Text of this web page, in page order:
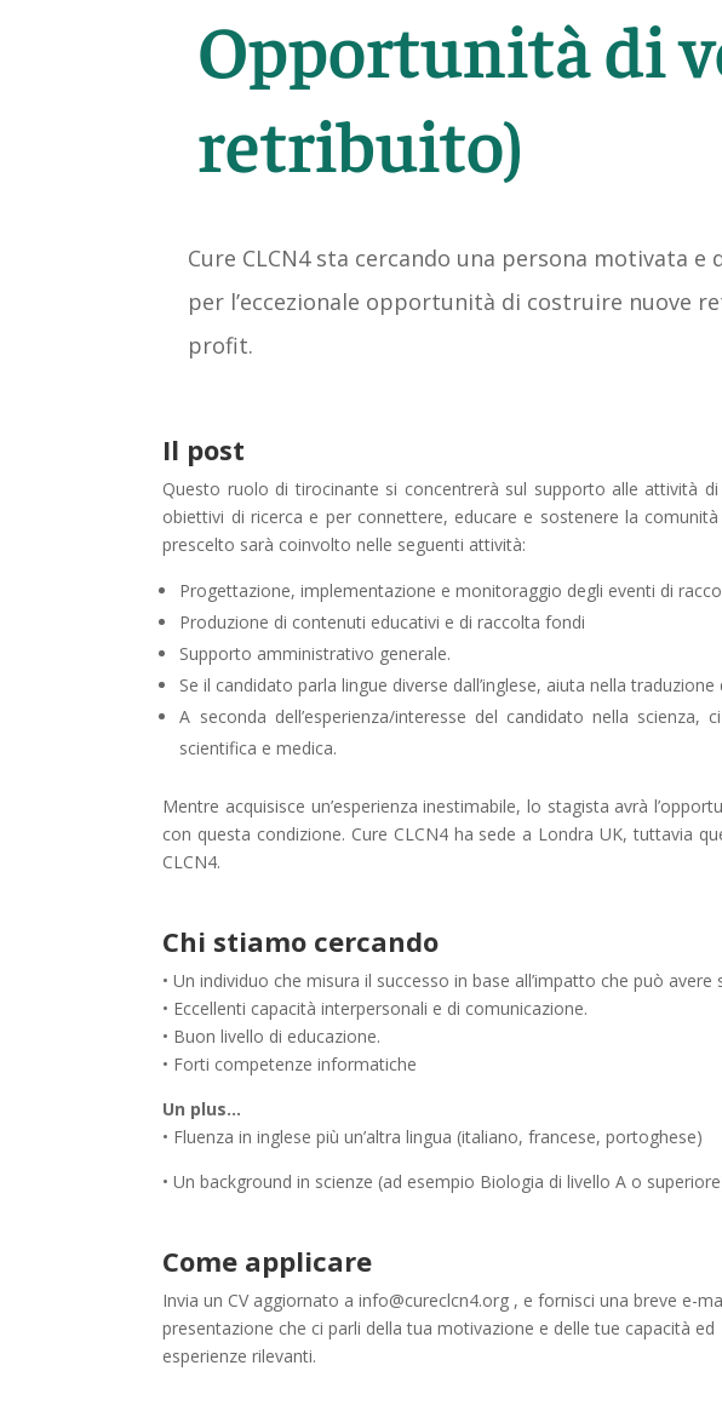
Opportunità di
retribuito)
Cure CLCN4 sta cercando una persona motivata
per l’eccezionale opportunità di costruire nuove
profit.
Il post
Questo ruolo di tirocinante si concentrerà sul supporto alle attività
obiettivi di ricerca e per connettere, educare e sostenere la
prescelto sarà coinvolto nelle seguenti attività:
Progettazione, implementazione e monitoraggio degli eventi di
Produzione di contenuti educativi e di raccolta fondi
Supporto amministrativo generale.
Se il candidato parla lingue diverse dall’inglese, aiuta nella
A seconda dell’esperienza/interesse del candidato nella
scientifica e medica.
Mentre acquisisce un’esperienza inestimabile, lo stagista avrà
con questa condizione. Cure CLCN4 ha sede a Londra UK, tuttavia
CLCN4.
Chi stiamo cercando
• Un individuo che misura il successo in base all’impatto che può avere
• Eccellenti capacità interpersonali e di comunicazione.
• Buon livello di educazione.
• Forti competenze informatiche
Un plus…
• Fluenza in inglese più un’altra lingua (italiano, francese, portoghese)
• Un background in scienze (ad esempio Biologia di livello A o
Come applicare
Invia un CV aggiornato a info@cureclcn4.org , e fornisci una breve e-
presentazione che ci parli della tua motivazione e delle tue capacità ed
esperienze rilevanti.